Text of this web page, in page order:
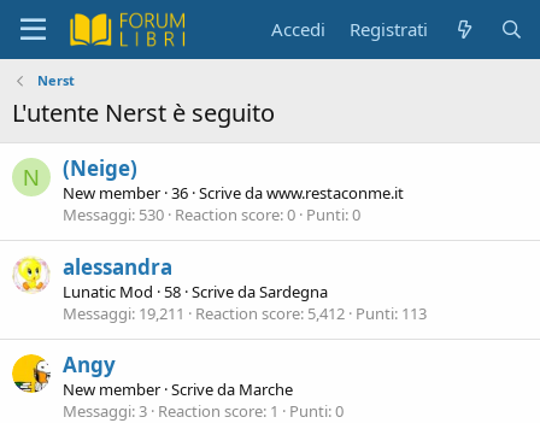
Accedi Registrati
Nerst
L'utente Nerst è seguito
N (Neige)
New member ·36 ·Scrive dawww.restaconme.it
Messaggi 530 Reaction score 0 Punti 0
alessandra
Lunatic Mod ·58 ·Scrive daSardegna
Messaggi 19,211 Reaction score 5,412 Punti 113
Angy
New member ·Scrive da Marche
Messaggi 3 Reaction score 1 Punti 0